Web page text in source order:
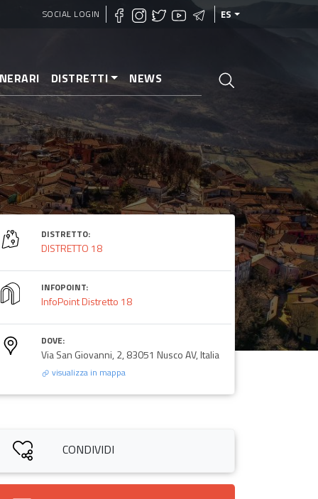
SOCIAL LOGIN ES
DISTRETTI NEWS
DISTRETTO:
DISTRETTO 18
INFOPOINT:
InfoPoint Distretto 18
DOVE:
Via San Giovanni, 2, 83051 Nusco AV, Italia
visualizza in mappa
CONDIVIDI